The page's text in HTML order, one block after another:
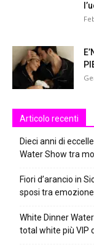
Articolo recenti
Dieci anni di
Water Show tra
Fiori d’arancio in
sposi tra
White Dinner
total white più VIP